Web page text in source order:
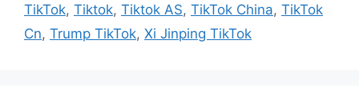
o
r
s
TikTok, Tiktok, Tiktok AS, TikTok China, TikTok
Cn, Trump TikTok, Xi Jinping TikTok